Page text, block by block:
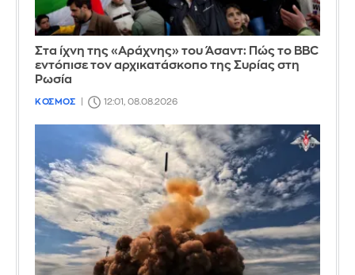
Στα ίχνη της «Αράχνης» του Άσαντ: Πώς το BBC
εντόπισε τον αρχικατάσκοπο της Συρίας στη
Ρωσία
ΚΟΣΜΟΣ 12:01, 08.08.2026